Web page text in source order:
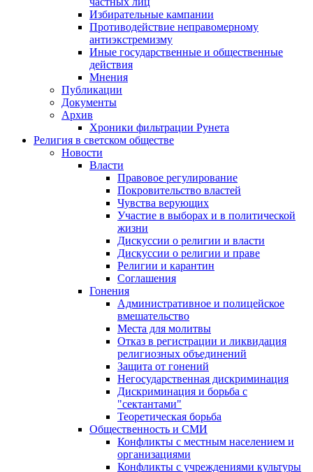
Избирательные кампании
Противодействие неправомерному
антиэкстремизму
Иные государственные и общественные
действия
Мнения
Публикации
Документы
Архив
Хроники фильтрации Рунета
Религия в светском обществе
Новости
Власти
Правовое регулирование
Покровительство властей
Чувства верующих
Участие в выборах и в политической
жизни
Дискуссии о религии и власти
Дискуссии о религии и праве
Религии и карантин
Соглашения
Гонения
Административное и полицейское
вмешательство
Места для молитвы
Отказ в регистрации и ликвидация
религиозных объединений
Защита от гонений
Негосударственная дискриминация
Дискриминация и борьба с
"сектантами"
Теоретическая борьба
Общественность и СМИ
Конфликты с местным населением и
организациями
Конфликты с учреждениями культуры